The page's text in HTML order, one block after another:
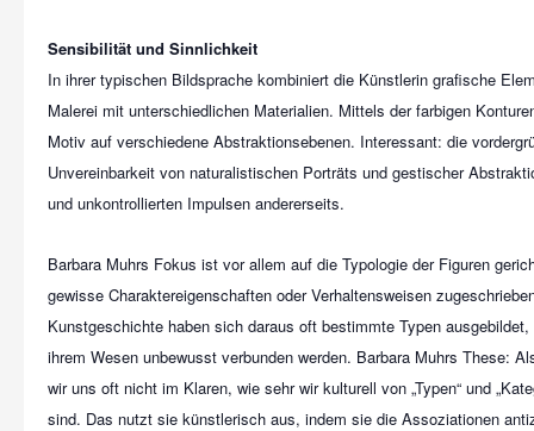
Sensibilität und Sinnlichkeit
In ihrer typischen Bildsprache kombiniert die Künstlerin grafische
Malerei mit unterschiedlichen Materialien. Mittels der farbigen
Motiv auf verschiedene Abstraktionsebenen. Interessant: die
Unvereinbarkeit von naturalistischen Porträts und gestischer
und unkontrollierten Impulsen andererseits.
Barbara Muhrs Fokus ist vor allem auf die Typologie der Figuren
gewisse Charaktereigenschaften oder Verhaltensweisen
Kunstgeschichte haben sich daraus oft bestimmte Typen
ihrem Wesen unbewusst verbunden werden. Barbara Muhrs These:
wir uns oft nicht im Klaren, wie sehr wir kulturell von „Typen“ und
sind. Das nutzt sie künstlerisch aus, indem sie die Assoziationen